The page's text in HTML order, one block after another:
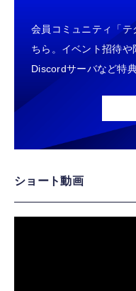
会員コミュニティ「テ
ちら。イベント招待
Discordサーバなど特
ショート動画